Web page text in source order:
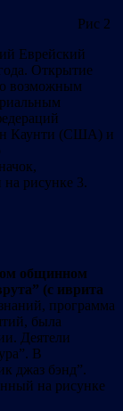
2
Еврейский
Открытие
возможным
Каунти (США) и
на рисунке 3.
общинном
(с иврита
программа
была
Деятели
В
джаз бэнд”.
на рисунке